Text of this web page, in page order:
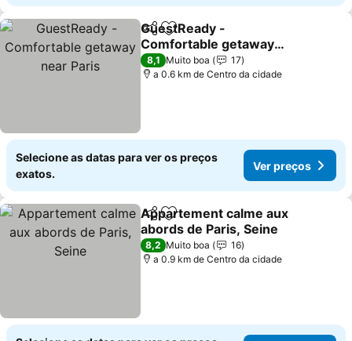
PartilharAdicionar aos favoritos
GuestReady -
Comfortable getaway
near Paris
Ver preços
8,1 Muito boa
17
a 0.6 km de Centro da cidade
Selecione as datas para ver os preços
exatos.
Ver preços
PartilharAdicionar aos favoritos
Appartement calme aux
abords de Paris, Seine
Ver preços
8,2 Muito boa
16
a 0.9 km de Centro da cidade